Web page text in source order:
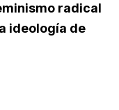
radical
ideología de